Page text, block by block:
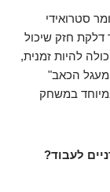
סטרואידי
דלקת חזק שיכול
להיות זמנית,
הכאב"
במשחק
לעבוד?